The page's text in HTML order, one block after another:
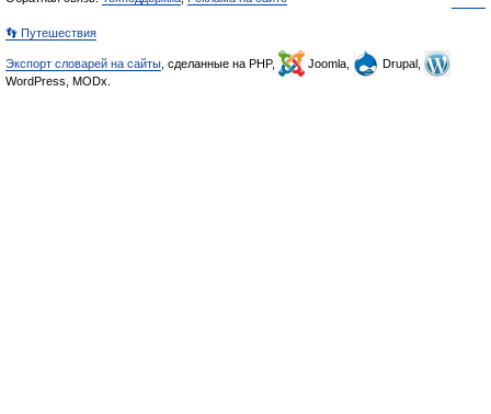
👣 Путешествия
Экспорт словарей на сайты , сделанные на PHP, Joomla,
Drupal,
WordPress, MODx.